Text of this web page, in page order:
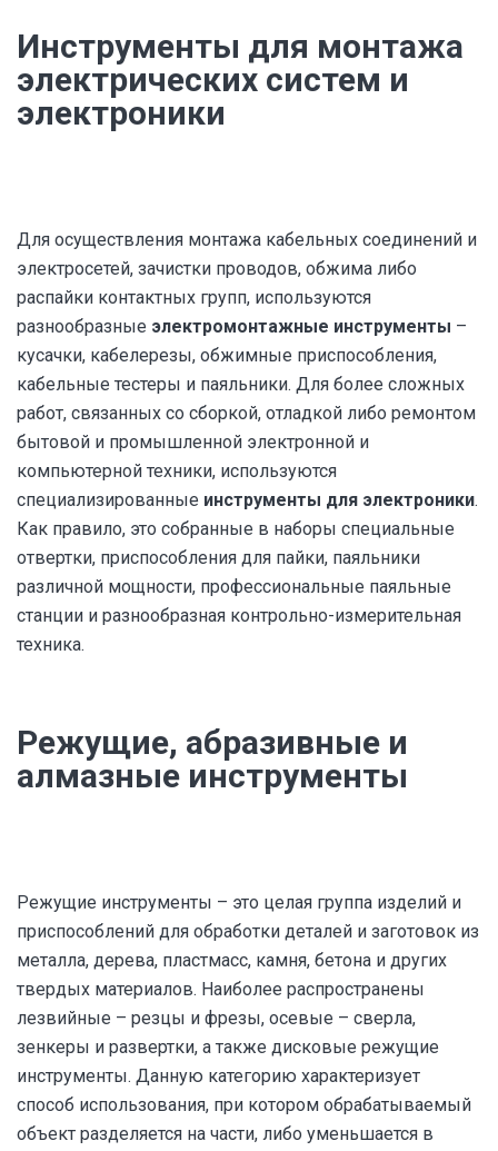
Инструменты для монтажа
электрических систем и
электроники
Для осуществления монтажа кабельных соединений и
электросетей, зачистки проводов, обжима либо
распайки контактных групп, используются
разнообразные электромонтажные инструменты –
кусачки, кабелерезы, обжимные приспособления,
кабельные тестеры и паяльники. Для более сложных
работ, связанных со сборкой, отладкой либо ремонтом
бытовой и промышленной электронной и
компьютерной техники, используются
специализированные инструменты для электроники.
Как правило, это собранные в наборы специальные
отвертки, приспособления для пайки, паяльники
различной мощности, профессиональные паяльные
станции и разнообразная контрольно-измерительная
техника.
Режущие, абразивные и
алмазные инструменты
Режущие инструменты – это целая группа изделий и
приспособлений для обработки деталей и заготовок из
металла, дерева, пластмасс, камня, бетона и других
твердых материалов. Наиболее распространены
лезвийные – резцы и фрезы, осевые – сверла,
зенкеры и развертки, а также дисковые режущие
инструменты. Данную категорию характеризует
способ использования, при котором обрабатываемый
объект разделяется на части, либо уменьшается в